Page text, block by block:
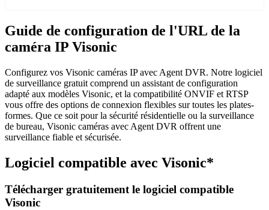
Guide de configuration de l'URL de la
caméra IP Visonic
Configurez vos Visonic caméras IP avec Agent DVR. Notre logiciel
de surveillance gratuit comprend un assistant de configuration
adapté aux modèles Visonic, et la compatibilité ONVIF et RTSP
vous offre des options de connexion flexibles sur toutes les plates-
formes. Que ce soit pour la sécurité résidentielle ou la surveillance
de bureau, Visonic caméras avec Agent DVR offrent une
surveillance fiable et sécurisée.
Logiciel compatible avec Visonic*
Télécharger gratuitement le logiciel compatible
Visonic